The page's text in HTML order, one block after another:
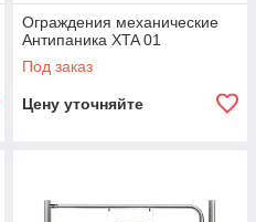
Ограждения механические
Антипаника XTA 01
Под заказ
Цену уточняйте